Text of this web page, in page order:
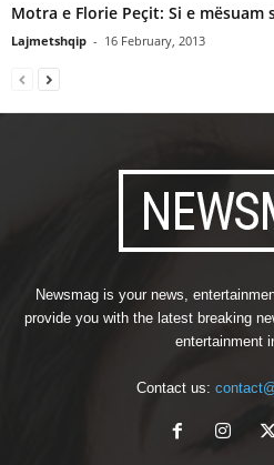
Motra e Florie Peçit: Si e mësuam
Lajmetshqip - 16 February, 2013
Newsmag is your news,
provide you with the latest breaking
entertainment
Contact us: